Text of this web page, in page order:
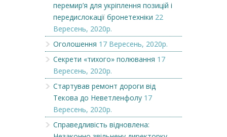
перемир’я для укріплення позицій і
передислокації бронетехніки 22
Вересень, 2020р.
Оголошення 17 Вересень, 2020р.
Секрети «тихого» полювання 17
Вересень, 2020р.
Стартував ремонт дороги від
Текова до Неветленфолу 17
Вересень, 2020р.
Справедливість відновлена: